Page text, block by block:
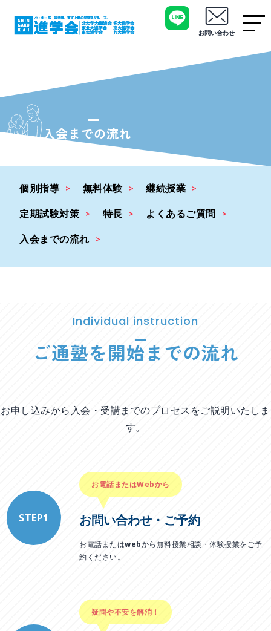
お問い合わせ
入会までの流れ
個別指導 無料体験
継続授業
定期試験対策
特長
よくあるご質問
入会までの流れ
Individual instruction
ご通塾を開始までの流れ
お申し込みから入会・受講までのプロセスをご説明いたしま
す。
STEP1
お電話またはWebから
お問い合わせ・ご予約
お電話またはwebから無料授業相談・体験授業をご予
約ください。
疑問や不安を解消！